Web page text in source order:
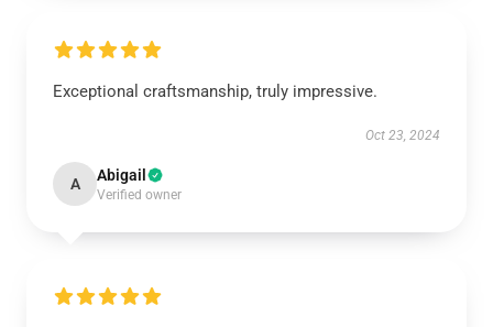
Exceptional craftsmanship, truly impressive.
Oct 23, 2024
A Abigail
Verified owner